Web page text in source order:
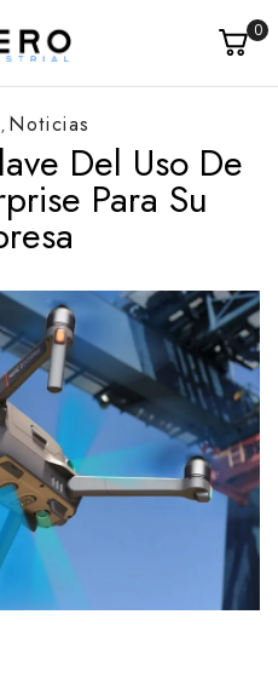
0
, Noticias
Del Uso De
Para Su